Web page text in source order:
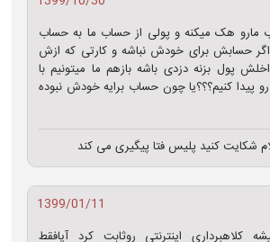
هک میکنه و پولی از حساب ما به حساب
اگر حسابش برای خودش نباشه و کارتی که ازش
پول بزنه دزدی باشه بازهم ما میتونیم با
کنیم؟؟؟یا چون حساب برایه خودش نبوده
شکایت کنید پلیس فتا پیگیری می کند
1399/01/11
کلاهبرداری اینترنتی روثابت کرد آیافقط